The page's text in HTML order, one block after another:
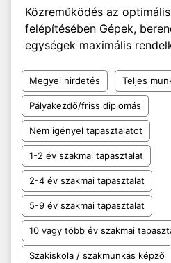
Közreműködés az
felépítésében Gépek,
egységek maximális
Megyei hirdetés Teljes
Pályakezdő/friss diplomás
Nem igényel tapasztalatot
1-2 év szakmai tapasztalat
2-4 év szakmai tapasztalat
5-9 év szakmai tapasztalat
10 vagy több év szakmai
Szakiskola / szakmunkás képző